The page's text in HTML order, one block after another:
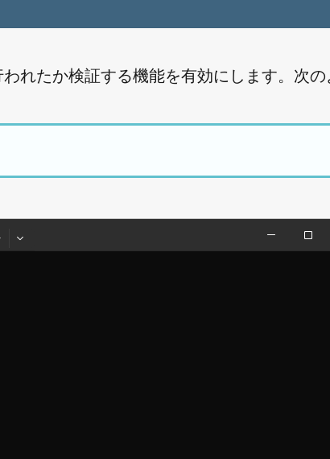
れたか検証する機能を有効にします。次